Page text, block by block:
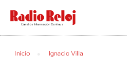
cerrar
Inicio Ignacio Villa